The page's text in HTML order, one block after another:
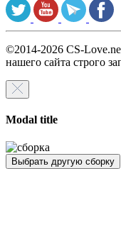
©2014-2026 CS-
нашего сайта строго
Modal title
Выбрать другую сборку